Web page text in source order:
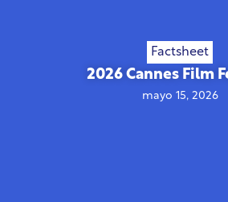
Factsheet
2026 Cannes Film
mayo 15, 2026